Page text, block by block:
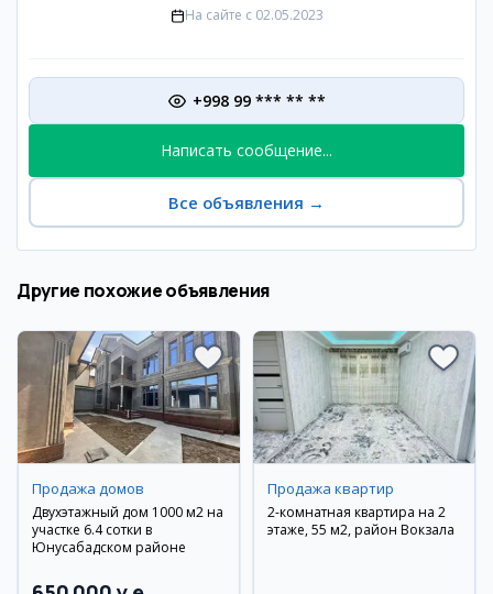
На сайте с 02.05.2023
+998 99 *** ** **
Написать сообщение...
Все объявления →
Другие похожие объявления
Продажа домов
Двухэтажный дом 1000 м2 на
участке 6.4 сотки в
Юнусабадском районе
Продажа квартир
2-комнатная квартира на 2
этаже, 55 м2, район Вокзала